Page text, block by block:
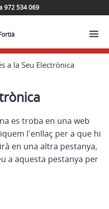
972 534 069
a la Seu Electrònica
es troba en una web
l'enllaç per a que hi
en una altra pestanya,
a aquesta pestanya per